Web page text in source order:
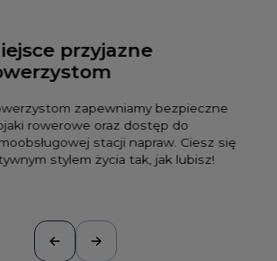
przyjazne
zapewniamy bezpieczne
rowerowe oraz dostęp do
stacji napraw. Ciesz się
stylem życia tak, jak lubisz!